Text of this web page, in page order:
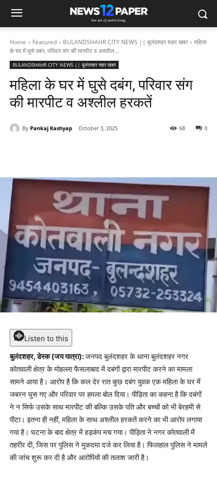
Home Featured BULANDSHAHR CITY NEWS || बुलंदशहर शहर खबर
महिला
के घर में घुसे दबंग, परिवार संग की मारपीट व अश्लील...
BULANDSHAHR CITY NEWS || बुलंदशहर शहर खबर
महिला के घर में घुसे दबंग, परिवार संग
की मारपीट व अश्लील हरकतें
By Pankaj Kashyap October 3, 2025 0
68
Listen to this
बुलंदशहर, डेस्क (जय यात्रा):जनपद बुलंदशहर के थाना बुलंदशहर नगर
कोतवाली क्षेत्र के मोहल्ला फैसलाबाद में दबंगों द्वारा मारपीट करने का मामला
सामने आया है। आरोप है कि कल देर रात कुछ दबंग युवक एक महिला के घर में
जबरन घुस गए और परिवार पर हमला बोल दिया। पीड़िता का कहना है कि दबंगों
ने न सिर्फ उसके साथ मारपीट की बल्कि उसके पति और बच्चों को भी बेरहमी से
पीटा। इतना ही नहीं, महिला के साथ अश्लील हरकतें करने का भी आरोप लगाया
गया है। घटना के बाद क्षेत्र में हड़कंप मच गया। पीड़िता ने नगर कोतवाली में
तहरीर दी, जिस पर पुलिस ने मुकदमा दर्ज कर लिया है। फिलहाल पुलिस ने मामले
की जांच शुरू कर दी है और आरोपियों की तलाश जारी है।